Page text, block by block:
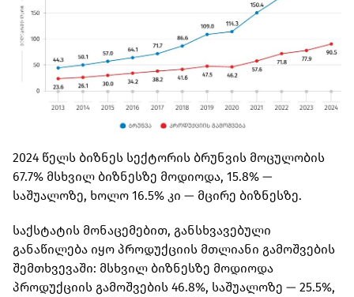
2024 წელს ბიზნეს სექტორის ბრუნვის მოცულობის
67.7% მსხვილ ბიზნესზე მოდიოდა, 15.8% —
საშუალოზე, ხოლო 16.5% კი — მცირე ბიზნესზე.
საქსტატის მონაცემებით, განსხვავებული
განაწილება იყო პროდუქციის მთლიანი გამოშვების
შემთხვევაში: მსხვილ ბიზნესზე მოდიოდა
პროდუქციის გამოშვების 46.8%, საშუალოზე — 25.5%,